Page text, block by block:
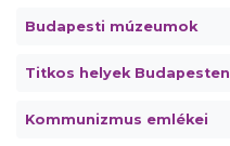
Budapesti múzeumok
Titkos helyek Budapesten
Kommunizmus emlékei